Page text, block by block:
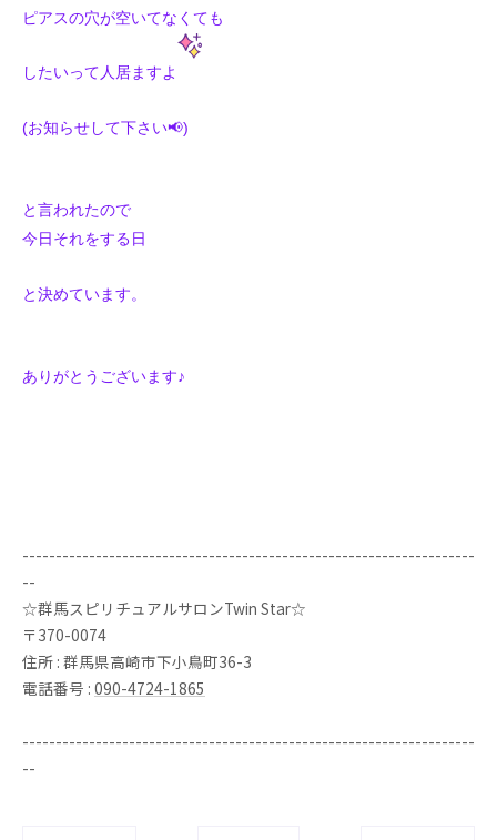
ピアスの穴が空いてなくても
したいって人居ますよ
(お知らせして下さい📢)
と言われたので
今日それをする日
と決めています。
ありがとうございます♪
--------------------------------------------------------------------
--
☆群馬スピリチュアルサロンTwin Star☆
〒370-0074
住所 : 群馬県高崎市下小鳥町36-3
電話番号 : 090-4724-1865
--------------------------------------------------------------------
--